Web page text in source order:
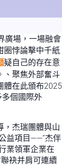
廣場，一場融會
圈悖論擊中千紙
疑自己的存在意
、聚焦外部奮斗
體在此頒布2025
多個國際外
，杰瑞團體與山
益項目——“杰伴
業領軍企業在
袂并肩可連續